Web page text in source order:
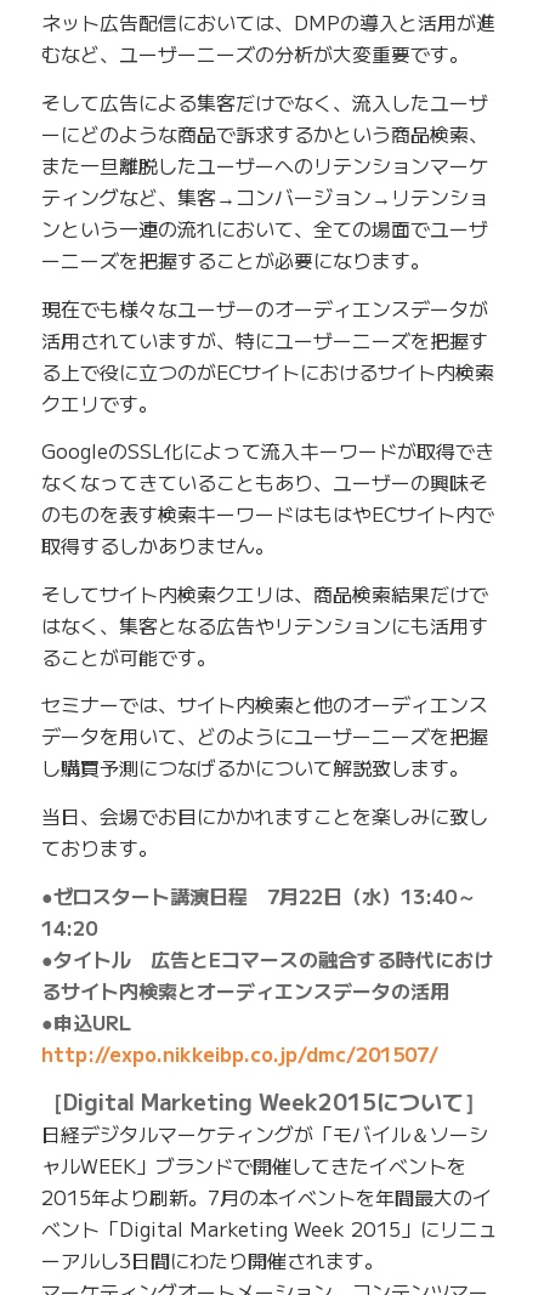
ネット広告配信においては、DMPの導入と活用が進
むなど、ユーザーニーズの分析が大変重要です。
そして広告による集客だけでなく、流入したユーザ
ーにどのような商品で訴求するかという商品検索、
また一旦離脱したユーザーへのリテンションマーケ
ティングなど、集客→コンバージョン→リテンショ
ンという一連の流れにおいて、全ての場面でユーザ
ーニーズを把握することが必要になります。
現在でも様々なユーザーのオーディエンスデータが
活用されていますが、特にユーザーニーズを把握す
る上で役に立つのがECサイトにおけるサイト内検索
クエリです。
GoogleのSSL化によって流入キーワードが取得でき
なくなってきていることもあり、ユーザーの興味そ
のものを表す検索キーワードはもはやECサイト内で
取得するしかありません。
そしてサイト内検索クエリは、商品検索結果だけで
はなく、集客となる広告やリテンションにも活用す
ることが可能です。
セミナーでは、サイト内検索と他のオーディエンス
データを用いて、どのようにユーザーニーズを把握
し購買予測につなげるかについて解説致します。
当日、会場でお目にかかれますことを楽しみに致し
ております。
●ゼロスタート講演日程 7月22日（水）13:40～
14:20
●タイトル 広告とEコマースの融合する時代におけ
るサイト内検索とオーディエンスデータの活用
●申込URL
http://expo.nikkeibp.co.jp/dmc/201507/
［Digital Marketing Week2015について］
日経デジタルマーケティングが「モバイル＆ソーシ
ャルWEEK」ブランドで開催してきたイベントを
2015年より刷新。7月の本イベントを年間最大のイ
ベント「Digital Marketing Week 2015」にリニュ
ーアルし3日間にわたり開催されます。